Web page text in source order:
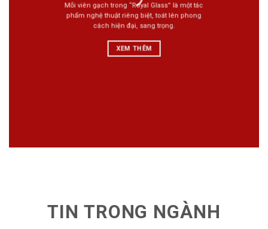
Mỗi viên gạch trong “Royal Glass” là một tác
phẩm nghệ thuật riêng biệt, toát lên phong
cách hiện đại, sang trọng.
XEM THÊM
TIN TRONG NGÀNH